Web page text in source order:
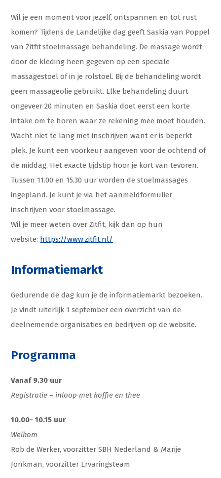
Wil je een moment voor jezelf, ontspannen en tot rust
komen? Tijdens de Landelijke dag geeft Saskia van Poppel
van Zitfit stoelmassage behandeling. De massage wordt
door de kleding heen gegeven op een speciale
massagestoel of in je rolstoel. Bij de behandeling wordt
geen massageolie gebruikt. Elke behandeling duurt
ongeveer 20 minuten en Saskia doet eerst een korte
intake om te horen waar ze rekening mee moet houden.
Wacht niet te lang met inschrijven want er is beperkt
plek. Je kunt een voorkeur aangeven voor de ochtend of
de middag. Het exacte tijdstip hoor je kort van tevoren.
Tussen 11.00 en 15.30 uur worden de stoelmassages
ingepland. Je kunt je via het aanmeldformulier
inschrijven voor stoelmassage.
Wil je meer weten over Zitfit, kijk dan op hun
website: https://www.zitfit.nl/
Informatiemarkt
Gedurende de dag kun je de informatiemarkt bezoeken.
Je vindt uiterlijk 1 september een overzicht van de
deelnemende organisaties en bedrijven op de website.
Programma
Vanaf 9.30 uur
Registratie – inloop met koffie en thee
10.00- 10.15 uur
Welkom
Rob de Werker, voorzitter SBH Nederland & Marije
Jonkman, voorzitter Ervaringsteam